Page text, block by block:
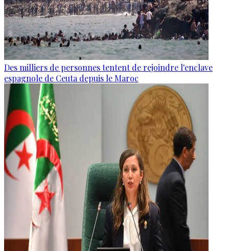
Des milliers de personnes tentent de rejoindre l'enclave
espagnole de Ceuta depuis le Maroc